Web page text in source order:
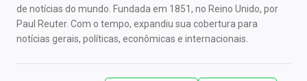
de notícias do mundo. Fundada em 1851, no Reino Unido, por
Paul Reuter. Com o tempo, expandiu sua cobertura para
notícias gerais, políticas, econômicas e internacionais.